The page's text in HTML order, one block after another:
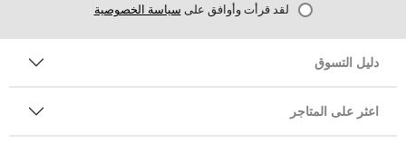
لقد قرأت وأوافق على سياسة الخصوصية
دليل التسوق
اعثر على المتاجر